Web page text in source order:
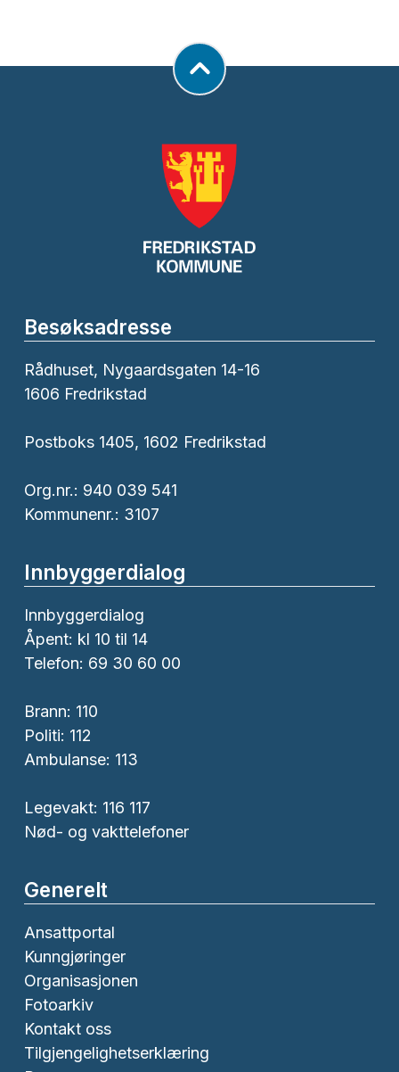
Besøksadresse
Rådhuset, Nygaardsgaten 14-16
1606 Fredrikstad
Postboks 1405, 1602 Fredrikstad
Org.nr.: 940 039 541
Kommunenr.: 3107
Innbyggerdialog
Innbyggerdialog
Åpent: kl 10 til 14
Telefon: 69 30 60 00
Brann: 110
Politi: 112
Ambulanse: 113
Legevakt: 116 117
Nød- og vakttelefoner
Generelt
Ansattportal
Kunngjøringer
Organisasjonen
Fotoarkiv
Kontakt oss
Tilgjengelighetserklæring